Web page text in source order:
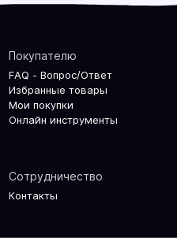
Покупателю
FAQ - Вопрос/Ответ
Избранные товары
Мои покупки
Онлайн инструменты
Сотрудничество
Контакты